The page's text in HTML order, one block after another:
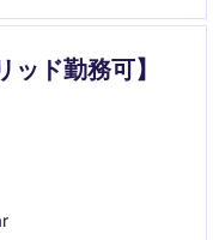
ッド勤務可】